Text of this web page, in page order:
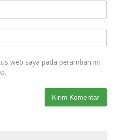
web saya pada peramban ini